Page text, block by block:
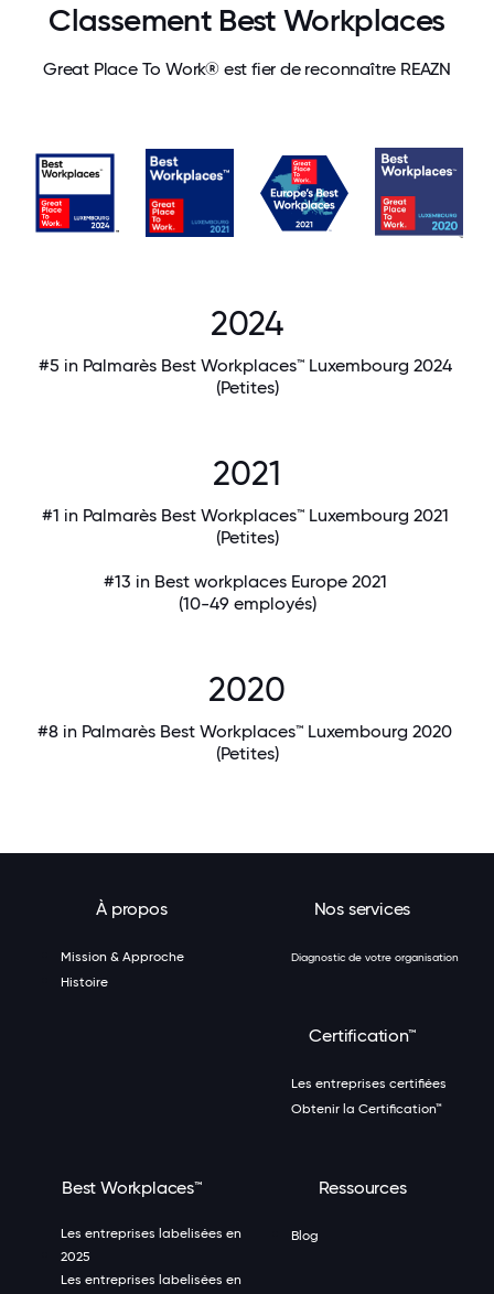
Classement Best Workplaces
Great Place To Work® est fier de reconnaître REAZN
2024
#5 in Palmarès Best Workplaces™ Luxembourg 2024
(Petites)
2021
#1 in Palmarès Best Workplaces™ Luxembourg 2021
(Petites)
#13 in Best workplaces Europe 2021
(10-49 employés)
2020
#8 in Palmarès Best Workplaces™ Luxembourg 2020
(Petites)
À propos
Mission & Approche
Histoire
Nos services
Diagnostic de votre organisation
Certification™
Les entreprises certifiées
Obtenir la Certification™
Best Workplaces™
Les entreprises labelisées en
2025
Les entreprises labelisées en
Ressources
Blog